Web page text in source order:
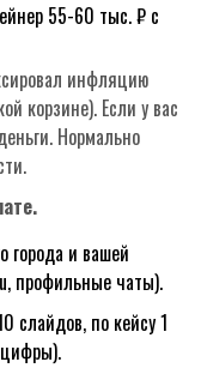
55-60 тыс. ₽ с
инфляцию
корзине). Если у вас
Нормально
города и вашей
профильные чаты).
слайдов, по кейсу 1